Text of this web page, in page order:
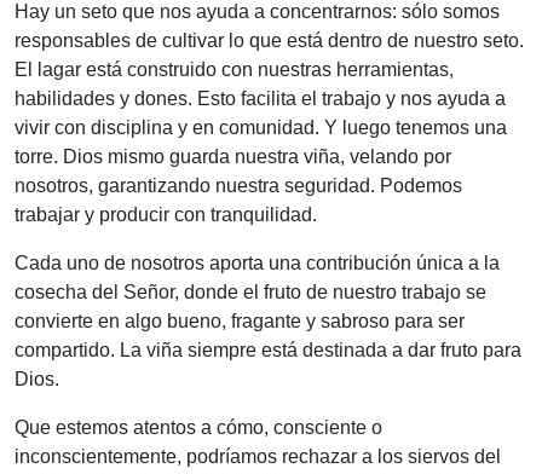
Hay un seto que nos ayuda a concentrarnos: sólo somos
responsables de cultivar lo que está dentro de nuestro seto.
El lagar está construido con nuestras herramientas,
habilidades y dones. Esto facilita el trabajo y nos ayuda a
vivir con disciplina y en comunidad. Y luego tenemos una
torre. Dios mismo guarda nuestra viña, velando por
nosotros, garantizando nuestra seguridad. Podemos
trabajar y producir con tranquilidad.
Cada uno de nosotros aporta una contribución única a la
cosecha del Señor, donde el fruto de nuestro trabajo se
convierte en algo bueno, fragante y sabroso para ser
compartido. La viña siempre está destinada a dar fruto para
Dios.
Que estemos atentos a cómo, consciente o
inconscientemente, podríamos rechazar a los siervos del